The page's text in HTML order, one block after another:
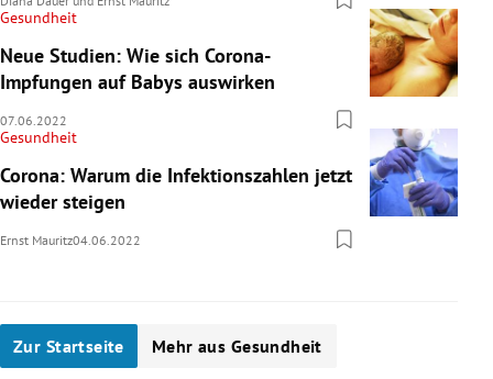
Gesundheit
Neue Studien: Wie sich Corona-
Impfungen auf Babys auswirken
07.06.2022
Gesundheit
Corona: Warum die Infektionszahlen jetzt
wieder steigen
Ernst Mauritz04.06.2022
Zur Startseite Mehr aus Gesundheit